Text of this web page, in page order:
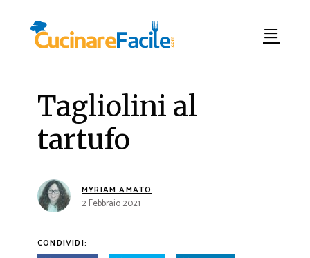
Tagliolini al
tartufo
MYRIAM AMATO
2 Febbraio 2021
CONDIVIDI: